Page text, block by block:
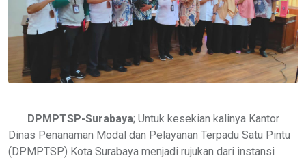
DPMPTSP-Surabaya; Untuk kesekian kalinya Kantor
Dinas Penanaman Modal dan Pelayanan Terpadu Satu Pintu
(DPMPTSP) Kota Surabaya menjadi rujukan dari instansi